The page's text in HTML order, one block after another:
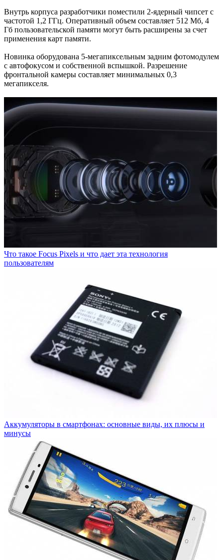
Внутрь корпуса разработчики поместили 2-ядерный чипсет с
частотой 1,2 ГГц. Оперативный объем составляет 512 Мб, 4
Гб пользовательской памяти могут быть расширены за счет
применения карт памяти.
Новинка оборудована 5-мегапиксельным задним фотомодулем
с автофокусом и собственной вспышкой. Разрешение
фронтальной камеры составляет минимальных 0,3
мегапикселя.
Что такое Focus Pixels и что дает эта технология
пользователям
Аккумуляторы в смартфонах: основные виды, их плюсы и
минусы